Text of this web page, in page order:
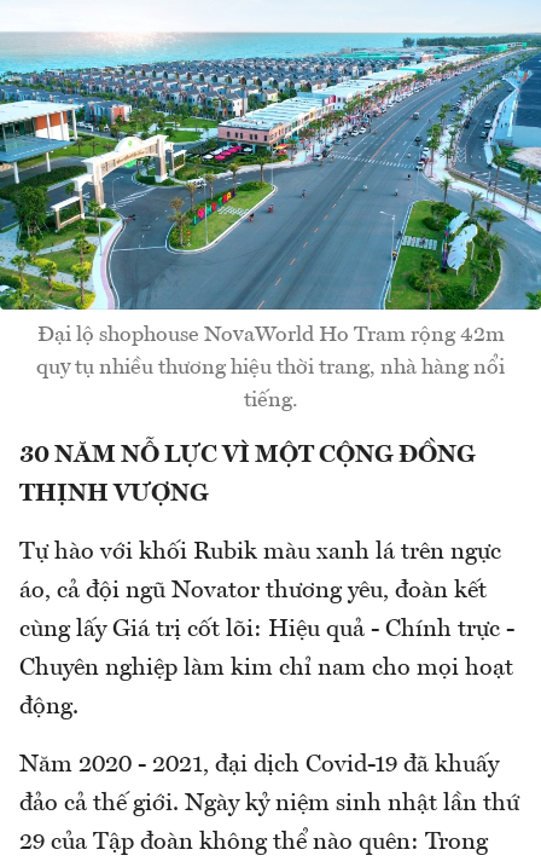
Đại lộ shophouse NovaWorld Ho Tram rộng 42m
quy tụ nhiều thương hiệu thời trang, nhà hàng nổi
tiếng.
30 NĂM NỖ LỰC VÌ MỘT CỘNG ĐỒNG
THỊNH VƯỢNG
Tự hào với khối Rubik màu xanh lá trên ngực
áo, cả đội ngũ Novator thương yêu, đoàn kết
cùng lấy Giá trị cốt lõi: Hiệu quả - Chính trực -
Chuyên nghiệp làm kim chỉ nam cho mọi hoạt
động.
Năm 2020 - 2021, đại dịch Covid-19 đã khuấy
đảo cả thế giới. Ngày kỷ niệm sinh nhật lần thứ
29 của Tập đoàn không thể nào quên: Trong